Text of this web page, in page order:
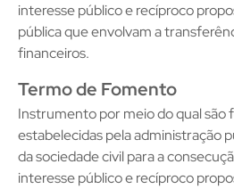
interesse público e recíproco
pública que envolvam a
financeiros.
Termo de Fomento
Instrumento por meio do qual são
estabelecidas pela administração
da sociedade civil para a
interesse público e recíproco